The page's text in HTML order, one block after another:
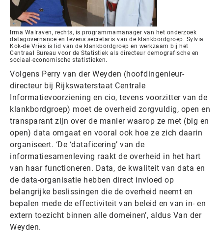
Irma Walraven, rechts, is programmamanager van het onderzoek
datagovernance en tevens secretaris van de klankbordgroep. Sylvia
Kok-de Vries is lid van de klankbordgroep en werkzaam bij het
Centraal Bureau voor de Statistiek als directeur demografische en
sociaal-economische statistieken.
Volgens Perry van der Weyden (hoofdingenieur-
directeur bij Rijkswaterstaat Centrale
Informatievoorziening en cio, tevens voorzitter van de
klankbordgroep) moet de overheid zorgvuldig, open en
transparant zijn over de manier waarop ze met (big en
open) data omgaat en vooral ook hoe ze zich daarin
organiseert. ‘De ‘dataficering’ van de
informatiesamenleving raakt de overheid in het hart
van haar functioneren. Data, de kwaliteit van data en
de data-organisatie hebben direct invloed op
belangrijke beslissingen die de overheid neemt en
bepalen mede de effectiviteit van beleid en van in- en
extern toezicht binnen alle domeinen’, aldus Van der
Weyden.